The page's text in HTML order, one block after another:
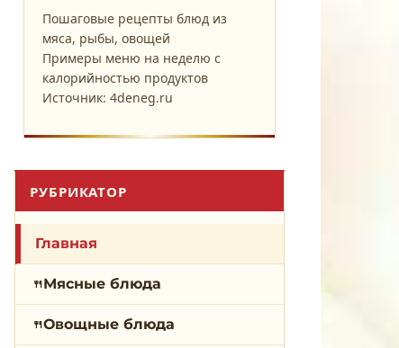
Пошаговые рецепты блюд из
мяса, рыбы, овощей
Примеры меню на неделю с
калорийностью продуктов
Источник: 4deneg.ru
РУБРИКАТОР
Главная
Мясные блюда
Овощные блюда